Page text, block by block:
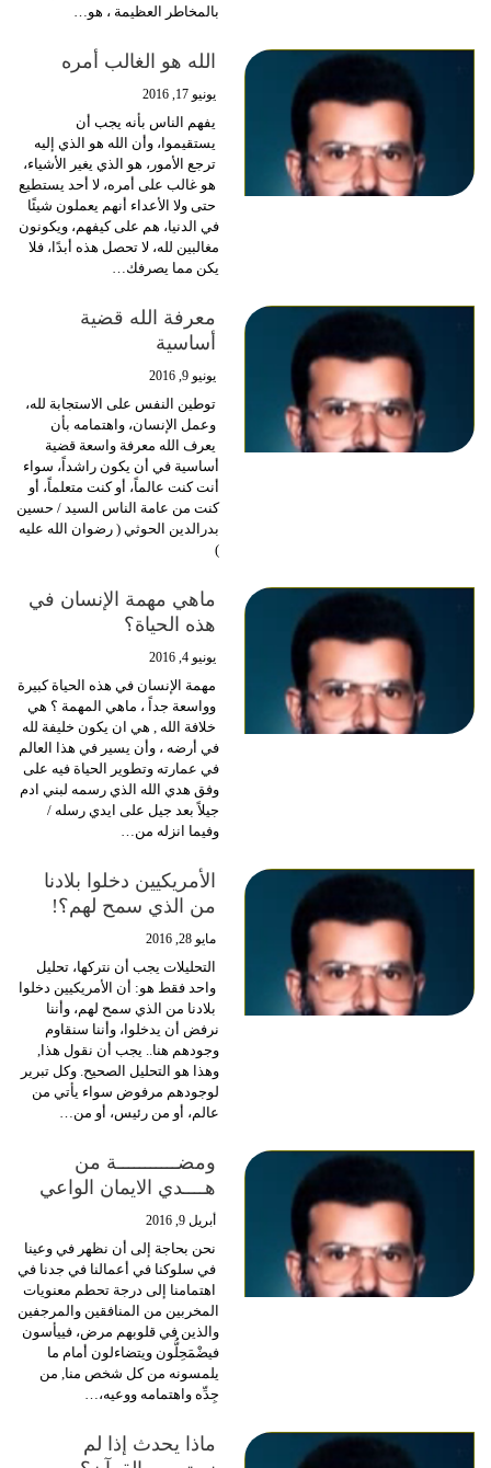
بالمخاطر العظيمة ، هو…
الله هو الغالب أمره
يونيو 17, 2016
يفهم الناس بأنه يجب أن
يستقيموا، وأن الله هو الذي إليه
ترجع الأمور، هو الذي يغير الأشياء،
هو غالب على أمره، لا أحد يستطيع
حتى ولا الأعداء أنهم يعملون شيئًا
في الدنيا، هم على كيفهم، ويكونون
مغالبين لله، لا تحصل هذه أبدًا، فلا
يكن مما يصرفك…
معرفة الله قضية
أساسية
يونيو 9, 2016
توطين النفس على الاستجابة لله،
وعمل الإنسان، واهتمامه بأن
يعرف الله معرفة واسعة قضية
أساسية في أن يكون راشداً، سواء
أنت كنت عالماً، أو كنت متعلماً، أو
كنت من عامة الناس السيد / حسين
بدرالدين الحوثي ( رضوان الله عليه
)
ماهي مهمة الإنسان في
هذه الحياة؟
يونيو 4, 2016
مهمة الإنسان في هذه الحياة كبيرة
وواسعة جداً ، ماهي المهمة ؟ هي
خلافة الله , هي ان يكون خليفة لله
في أرضه ، وأن يسير في هذا العالم
في عمارته وتطوير الحياة فيه على
وفق هدي الله الذي رسمه لبني ادم
جيلاً بعد جيل على ايدي رسله /
وفيما انزله من…
الأمريكيين دخلوا بلادنا
من الذي سمح لهم؟!
مايو 28, 2016
التحليلات يجب أن نتركها، تحليل
واحد فقط هو: أن الأمريكيين دخلوا
بلادنا من الذي سمح لهم، وأننا
نرفض أن يدخلوا، وأننا سنقاوم
وجودهم هنا.. يجب أن نقول هذا,
وهذا هو التحليل الصحيح. وكل تبرير
لوجودهم مرفوض سواء يأتي من
عالم، أو من رئيس، أو من…
ومضـــــــــــة من
هــــدي الايمان الواعي
أبريل 9, 2016
نحن بحاجة إلى أن نظهر في وعينا
في سلوكنا في أعمالنا في جدنا في
اهتمامنا إلى درجة تحطم معنويات
المخربين من المنافقين والمرجفين
والذين في قلوبهم مرض، فييأسون
فيضْمَحِلُّون ويتضاءلون أمام ما
يلمسونه من كل شخص منا, من
جِدِّه واهتمامه ووعيه،…
ماذا يحدث إذا لم